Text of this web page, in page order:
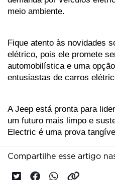
meio ambiente.
Fique atento às novidades
elétrico, pois ele promete
automobilística e uma
entusiastas de carros
A Jeep está pronta para
um futuro mais limpo e
Electric é uma prova
Compartilhe esse artigo